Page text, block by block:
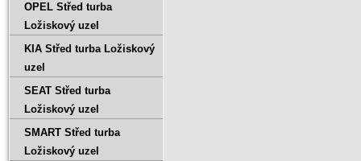
OPEL Střed turba
Ložiskový uzel
KIA Střed turba Ložiskový
uzel
SEAT Střed turba
Ložiskový uzel
SMART Střed turba
Ložiskový uzel